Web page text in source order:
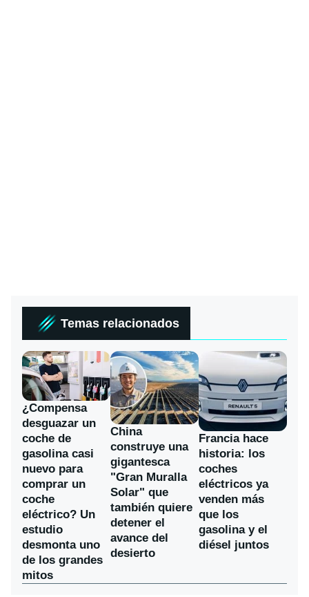
Temas relacionados
¿Compensa
desguazar un
coche de
gasolina casi
nuevo para
comprar un
coche
eléctrico? Un
estudio
desmonta uno
de los grandes
mitos
China
construye una
gigantesca
"Gran Muralla
Solar" que
también quiere
detener el
avance del
desierto
Francia hace
historia: los
coches
eléctricos ya
venden más
que los
gasolina y el
diésel juntos